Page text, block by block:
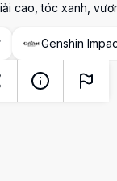
cao, tóc xanh,
Genshin